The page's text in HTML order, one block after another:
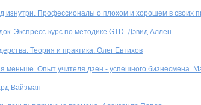
изнутри. Профессионалы о плохом и хорошем в своих
Экспресс-курс по методике GTD. Дэвид Аллен
Теория и практика. Олег Евтихов
меньше. Опыт учителя дзен - успешного бизнесмена.
Вайзман